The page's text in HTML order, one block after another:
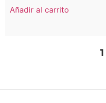
Añadir al carrito
1